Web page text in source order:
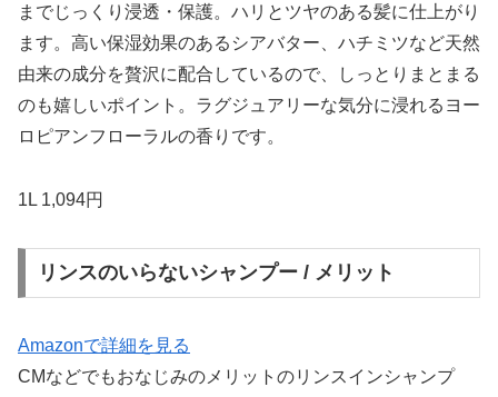
までじっくり浸透・保護。ハリとツヤのある髪に仕上がり
ます。高い保湿効果のあるシアバター、ハチミツなど天然
由来の成分を贅沢に配合しているので、しっとりまとまる
のも嬉しいポイント。ラグジュアリーな気分に浸れるヨー
ロピアンフローラルの香りです。
1L 1,094円
リンスのいらないシャンプー / メリット
Amazonで詳細を見る
CMなどでもおなじみのメリットのリンスインシャンプ